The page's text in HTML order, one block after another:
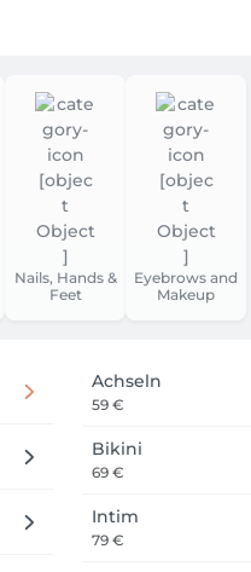
Zeiten oft nicht
des Vertrauens. Wir
Nails, Hands &
Feet
Eyebrows and
Makeup
Achseln
59 €
Bikini
69 €
Intim
79 €